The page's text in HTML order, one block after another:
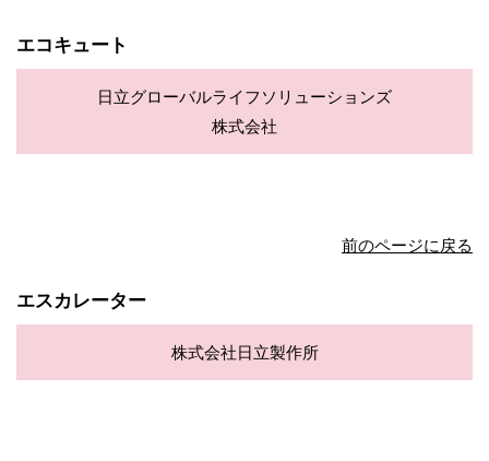
エコキュート
日立グローバルライフソリューションズ
株式会社
前のページに戻る
エスカレーター
株式会社日立製作所